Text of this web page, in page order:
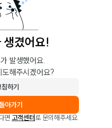
생겼어요!
발생했어요.
해주시겠어요?
하기
아가기
면 고객센터로 문의해주세요.